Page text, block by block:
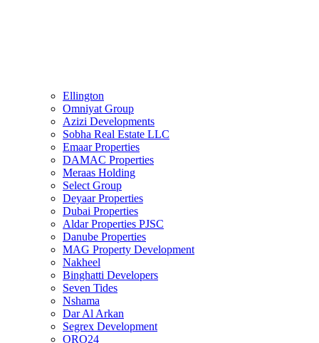
Ellington
Omniyat Group
Azizi Developments
Sobha Real Estate LLC
Emaar Properties
DAMAC Properties
Meraas Holding
Select Group
Deyaar Properties
Dubai Properties
Aldar Properties PJSC
Danube Properties
MAG Property Development
Nakheel
Binghatti Developers
Seven Tides
Nshama
Dar Al Arkan
Segrex Development
ORO24